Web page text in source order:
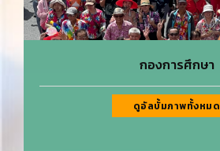
กองการศึกษา
ดูอัลบั้มภาพทั้งหมด